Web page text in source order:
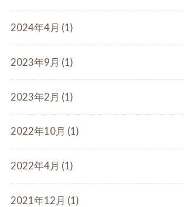
2024年4月 (1)
2023年9月 (1)
2023年2月 (1)
2022年10月 (1)
2022年4月 (1)
2021年12月 (1)